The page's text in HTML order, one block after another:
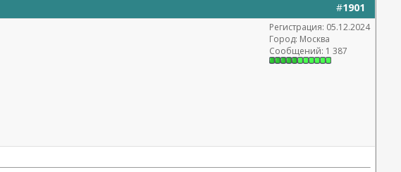
#1901
Регистрация: 05.12.2024
Город: Москва
Сообщений: 1 387